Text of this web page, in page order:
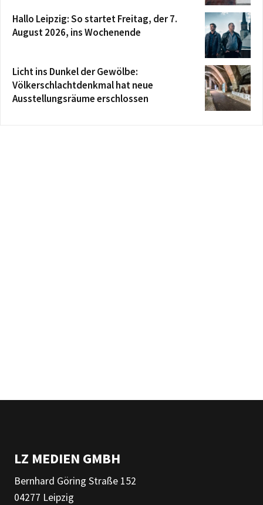
Hallo Leipzig: So startet Freitag, der 7.
August 2026, ins Wochenende
Licht ins Dunkel der Gewölbe:
Völkerschlachtdenkmal hat neue
Ausstellungsräume erschlossen
LZ MEDIEN GMBH
Bernhard Göring Straße 152
04277 Leipzig